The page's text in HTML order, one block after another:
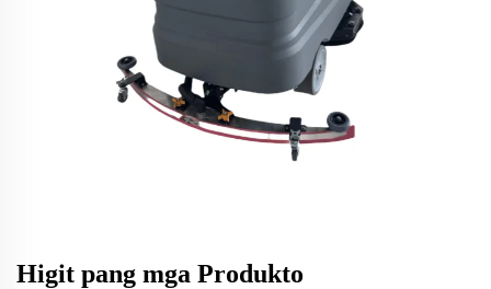
Higit pang mga Produkto